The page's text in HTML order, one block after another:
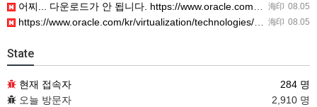
海印 08.05
어찌... 다운로드가 안 됩니다. https://www.oracle.com/kr/virtualization/…
海印 08.05
https://www.oracle.com/kr/virtualization/technologies/vm/dow…
State
현재 접속자
284 명
오늘 방문자
2,910 명